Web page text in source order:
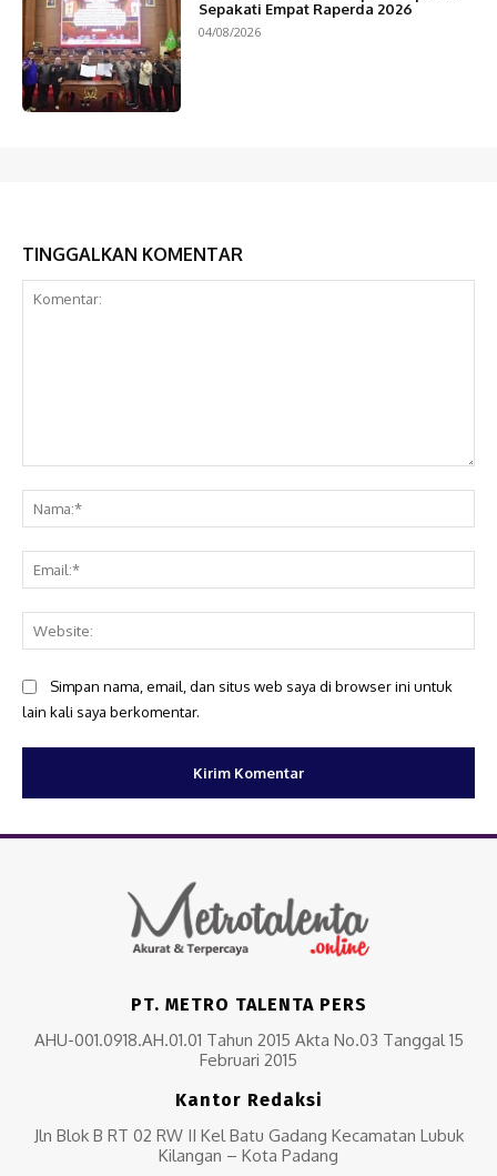
Sepakati Empat Raperda 2026
04/08/2026
TINGGALKAN KOMENTAR
Simpan nama, email, dan situs web saya di browser ini untuk
lain kali saya berkomentar.
PT. METRO TALENTA PERS
AHU-001.0918.AH.01.01 Tahun 2015 Akta No.03 Tanggal 15
Februari 2015
Kantor Redaksi
Jln Blok B RT 02 RW II Kel Batu Gadang Kecamatan Lubuk
Kilangan – Kota Padang